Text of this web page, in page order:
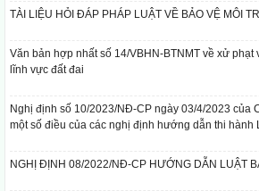
TÀI LIỆU HỎI ĐÁP PHÁP LUẬT VỀ BẢO VỆ MÔI
Văn bản hợp nhất số 14/VBHN-BTNMT về xử phạt
lĩnh vực đất đai
Nghị định số 10/2023/NĐ-CP ngày 03/4/2023 của
một số điều của các nghị định hướng dẫn thi hành
NGHỊ ĐỊNH 08/2022/NĐ-CP HƯỚNG DẪN LUẬT